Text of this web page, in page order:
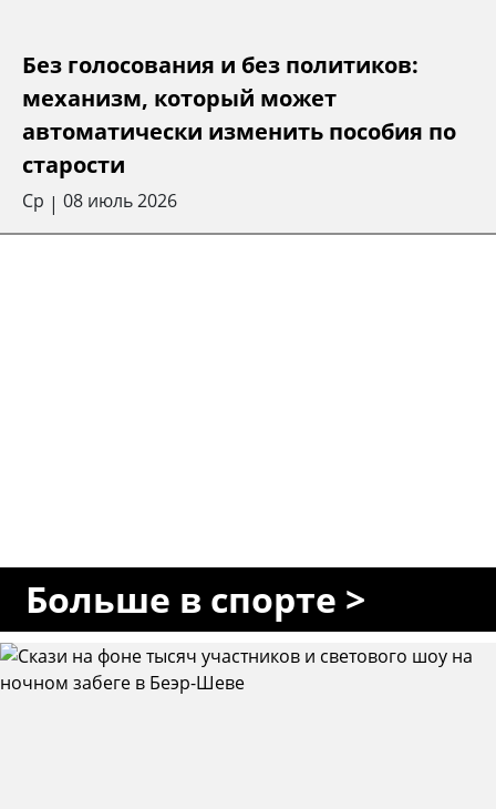
Без голосования и без политиков:
механизм, который может
автоматически изменить пособия по
старости
Ср | 08 июль 2026
Больше в спорте >